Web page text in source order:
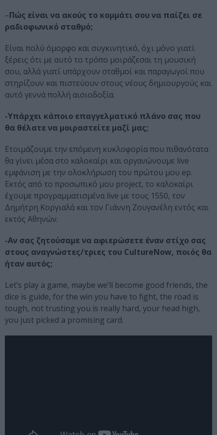
–Πώς είναι να ακούς το κομμάτι σου να παίζει σε
ραδιοφωνικό σταθμό;
Είναι πολύ όμορφο και συγκινητικό, όχι μόνο γιατί
ξέρεις ότι με αυτό το τρόπο μοιράζεσαι τη μουσική
σου, αλλά γιατί υπάρχουν σταθμοί και παραγωγοί που
στηρίζουν και πιστεύουν στους νέους δημιουργούς και
αυτό γεννά πολλή αισιοδοξία.
-Υπάρχει κάποιο επαγγελματικό πλάνο σας που
θα θέλατε να μοιραστείτε μαζί μας;
Ετοιμάζουμε την επόμενη κυκλοφορία που πιθανότατα
θα γίνει μέσα στο καλοκαίρι και οργανώνουμε live
εμφάνιση με την ολοκλήρωση του πρώτου μου ep.
Εκτός από το προσωπικό μου project, το καλοκαίρι
έχουμε προγραμματισμένα live με τους 1550, τον
Δημήτρη Κοργιαλά και τον Γιάννη Ζουγανέλη εντός και
εκτός Αθηνών.
-Αν σας ζητούσαμε να αφιερώσετε έναν στίχο σας
στους αναγνώστες/τριες του CultureNow, ποιός θα
ήταν αυτός;
Let’s play a game, maybe we’ll become good friends, the
dice is guide, for the win you have to fight, the road is
tough, not trusting you is really hard, your head high,
you just picked a promising card.